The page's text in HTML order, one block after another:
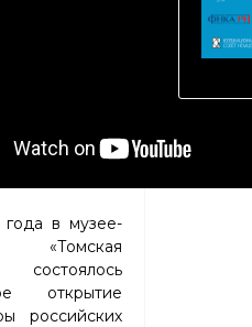
в музее-
«Томская
открытие
российских